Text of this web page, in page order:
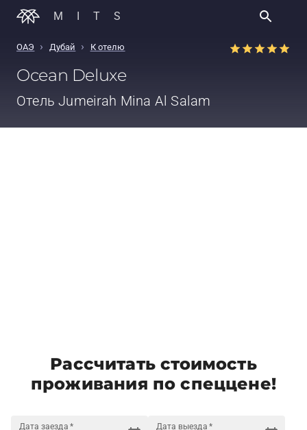
MITS
ОАЭ › Дубай › К отелю
Ocean Deluxe
ОтельJumeirah Mina Al Salam
Рассчитать стоимость
проживания по спеццене!
Дата заезда * Дата выезда *